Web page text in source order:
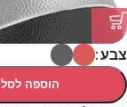
צבע
הוספה לסל